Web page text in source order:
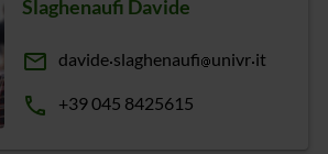
Slaghenaufi Davide
email davide slaghenaufi univr it
phone +39 045 8425615